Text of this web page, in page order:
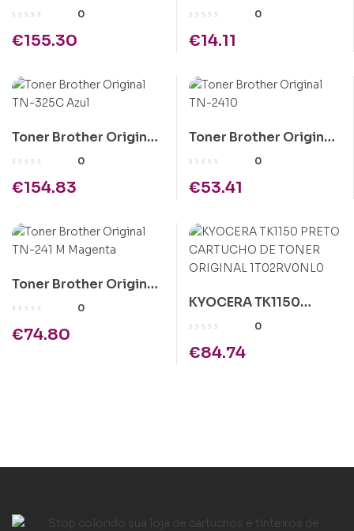
TN-326Y Amarelo
0
€155.30
TN-3480
0
€14.11
Toner Brother Original
TN-325C Azul
0
€154.83
Toner Brother Original
TN-2410
0
€53.41
Toner Brother Original
TN-241 M Magenta
0
€74.80
KYOCERA TK1150
PRETO CARTUCHO DE
1T02RV0NL0
0
€84.74